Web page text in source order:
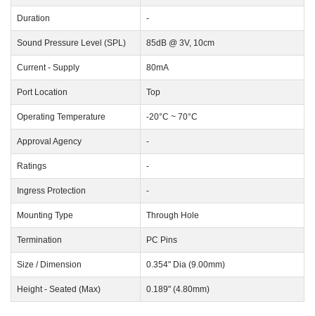
Duration -
Sound Pressure Level (SPL) 85dB @ 3V, 10cm
Current - Supply 80mA
Port Location Top
Operating Temperature -20°C ~ 70°C
Approval Agency -
Ratings -
Ingress Protection -
Mounting Type Through Hole
Termination PC Pins
Size / Dimension 0.354" Dia (9.00mm)
Height - Seated (Max) 0.189" (4.80mm)